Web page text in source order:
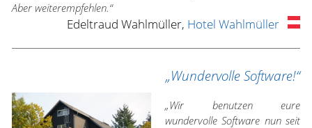
Aber weiterempfehlen.“
Edeltraud Wahlmüller, Hotel Wahlmüller
„Wundervolle Software!“
„Wir benutzen eure
wundervolle Software nun seit